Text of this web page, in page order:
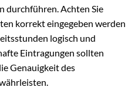
durchführen. Achten Sie
korrekt eingegeben werden
logisch und
Eintragungen sollten
Genauigkeit des